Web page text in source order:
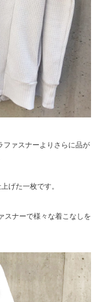
ファスナーよりさらに品が
げた一枚です。
スナーで様々な着こなしを